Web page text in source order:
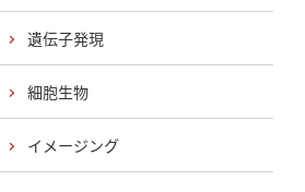
遺伝子発現
細胞生物
イメージング